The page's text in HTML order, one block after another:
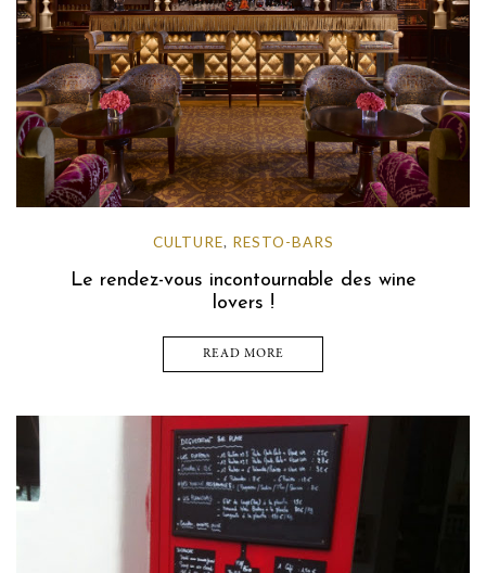
CULTURE, RESTO-BARS
Le rendez-vous incontournable des wine
lovers !
READ MORE